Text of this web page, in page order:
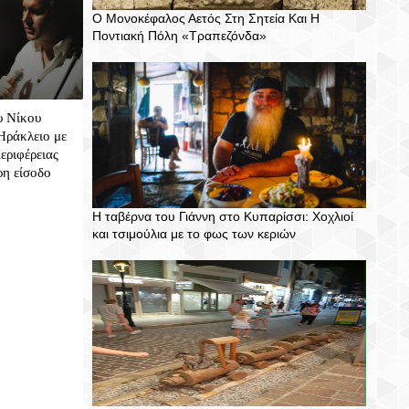
Νίκου
με
είσοδο
Ο Μονοκέφαλος Αετός Στη Σητεία Και Η
Ποντιακή Πόλη «Τραπεζόνδα»
Η ταβέρνα του Γιάννη στο Κυπαρίσσι: Χοχλιοί
και τσιμούλια με το φως των κεριών